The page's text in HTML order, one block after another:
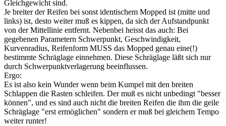
Gleichgewicht sind.
Je breiter der Reifen bei sonst identischem Mopped ist (mitte und
links) ist, desto weiter muß es kippen, da sich der Aufstandpunkt
von der Mittellinie entfernt. Nebenbei heisst das auch: Bei
gegebenen Parametern Schwerpunkt, Geschwindigkeit,
Kurvenradius, Reifenform MUSS das Mopped genau eine(!)
bestimmte Schräglage einnehmen. Diese Schräglage läßt sich nur
durch Schwerpunktverlagerung beeinflussen.
Ergo:
Es ist also kein Wunder wenn beim Kumpel mit den breiten
Schlappen die Rasten schleifen. Der muß es nicht unbedingt "besser
können", und es sind auch nicht die breiten Reifen die ihm die geile
Schräglage "erst ermöglichen" sondern er muß bei gleichem Tempo
weiter runter!